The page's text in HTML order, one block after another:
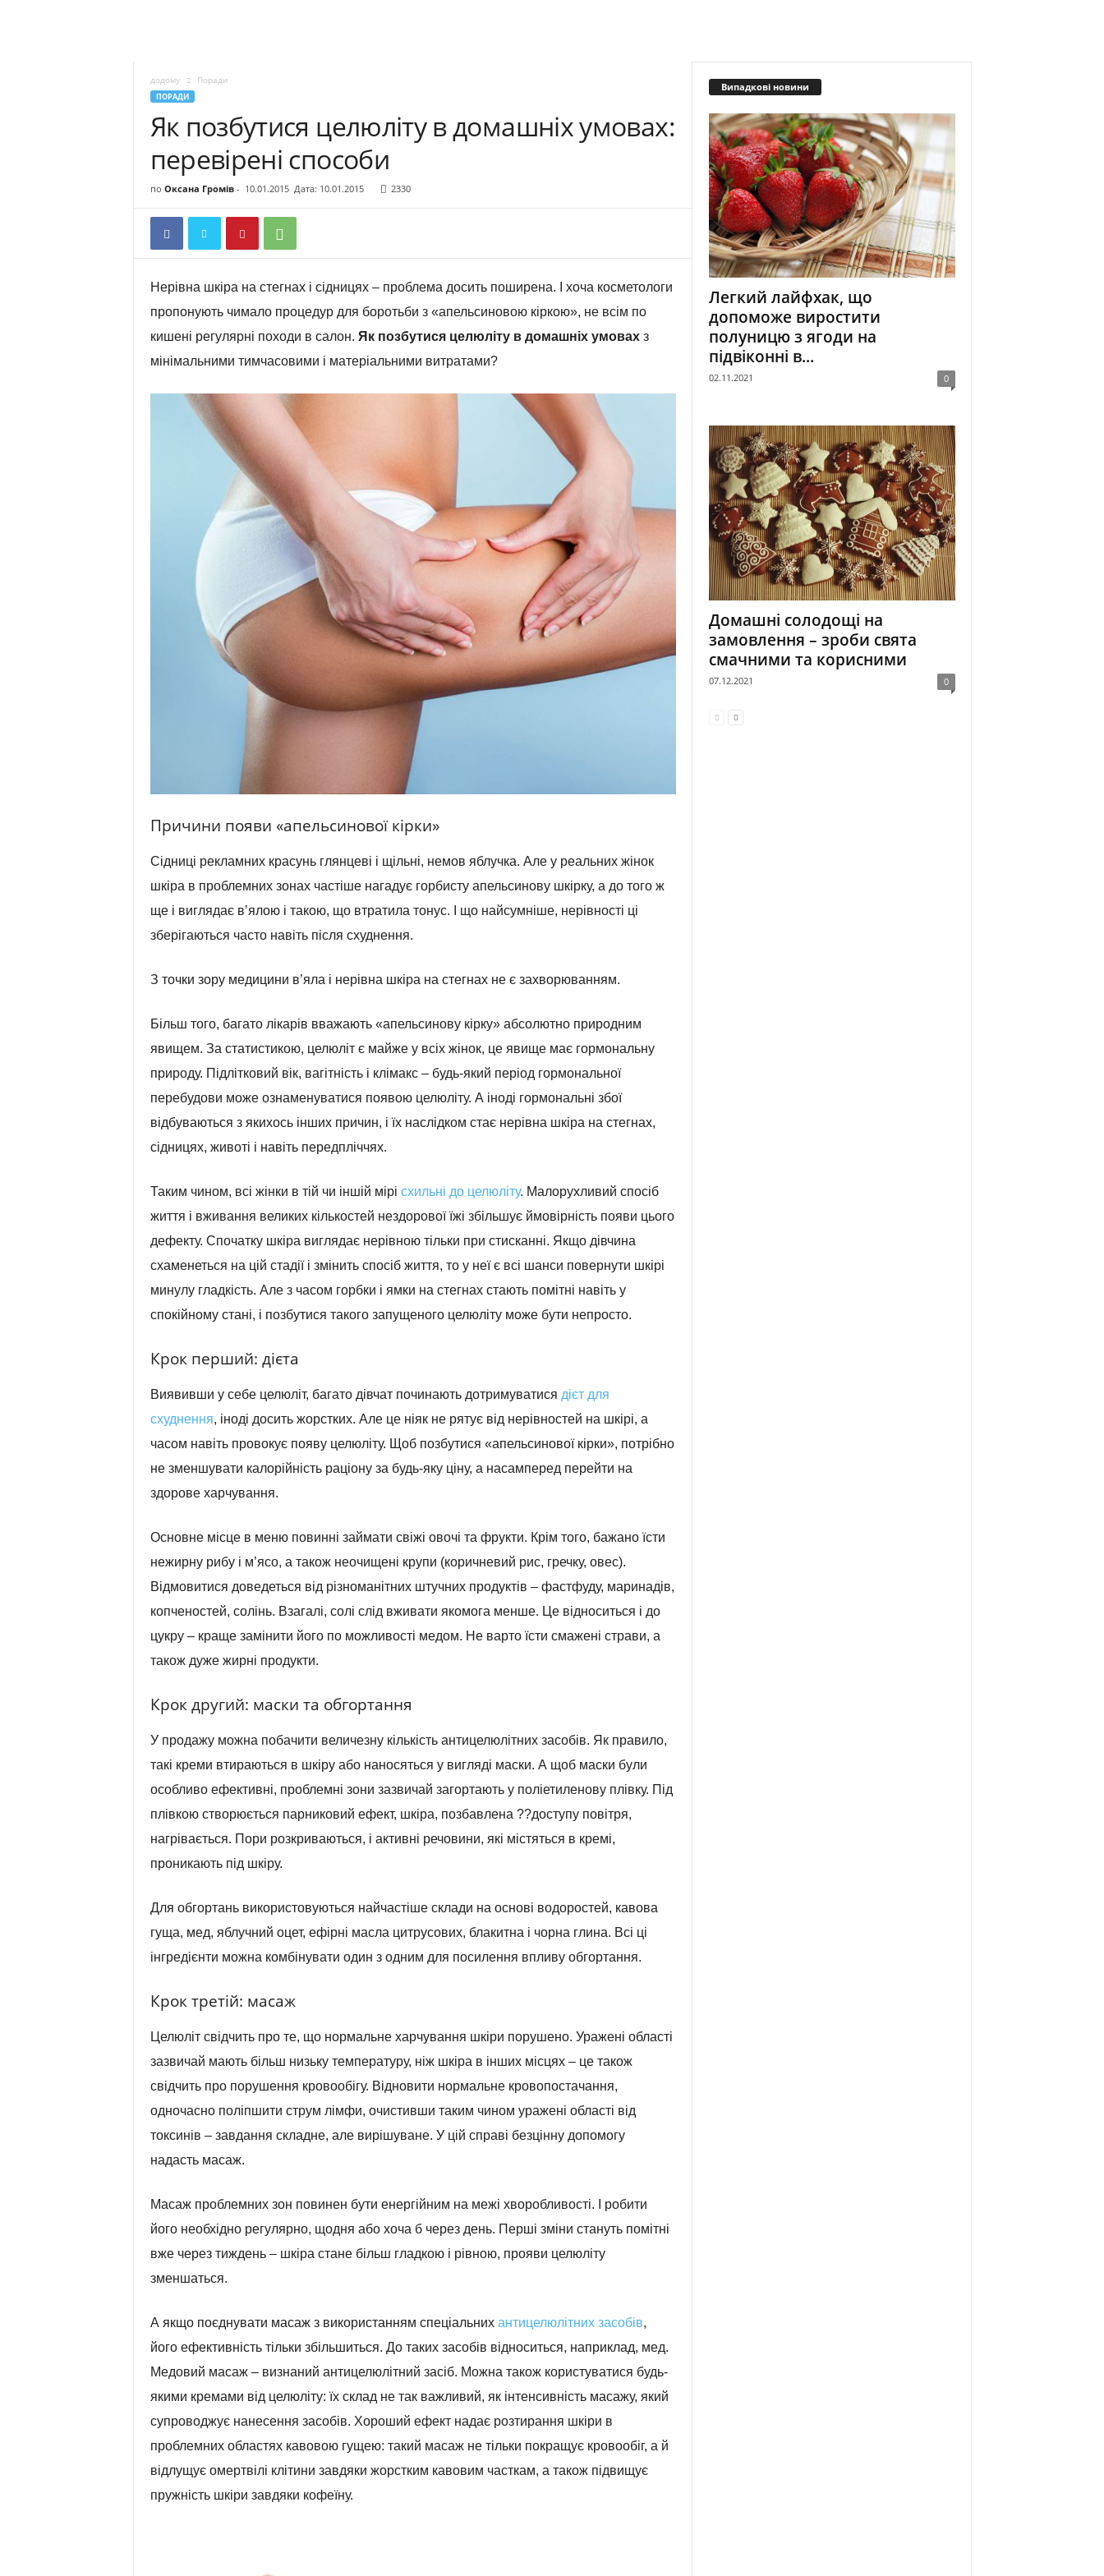
додому Поради
ПОРАДИ
Як позбутися целюліту в домашніх умовах:
перевірені способи
по Оксана Громів- 10.01.2015 Дата: 10.01.2015 2330
Нерівна шкіра на стегнах і сідницях – проблема досить поширена. І хоча косметологи
пропонують чимало процедур для боротьби з «апельсиновою кіркою», не всім по
кишені регулярні походи в салон. Як позбутися целюліту в домашніх умовахз
мінімальними тимчасовими і матеріальними витратами?
Причини появи «апельсинової кірки»
Сідниці рекламних красунь глянцеві і щільні, немов яблучка. Але у реальних жінок
шкіра в проблемних зонах частіше нагадує горбисту апельсинову шкірку, а до того ж
ще і виглядає в’ялою і такою, що втратила тонус. І що найсумніше, нерівності ці
зберігаються часто навіть після схуднення.
З точки зору медицини в’яла і нерівна шкіра на стегнах не є захворюванням.
Більш того, багато лікарів вважають «апельсинову кірку» абсолютно природним
явищем. За статистикою, целюліт є майже у всіх жінок, це явище має гормональну
природу. Підлітковий вік, вагітність і клімакс – будь-який період гормональної
перебудови може ознаменуватися появою целюліту. А іноді гормональні збої
відбуваються з якихось інших причин, і їх наслідком стає нерівна шкіра на стегнах,
сідницях, животі і навіть передпліччях.
Таким чином, всі жінки в тій чи іншій мірі схильні до целюліту. Малорухливий спосіб
життя і вживання великих кількостей нездорової їжі збільшує ймовірність появи цього
дефекту. Спочатку шкіра виглядає нерівною тільки при стисканні. Якщо дівчина
схаменеться на цій стадії і змінить спосіб життя, то у неї є всі шанси повернути шкірі
минулу гладкість. Але з часом горбки і ямки на стегнах стають помітні навіть у
спокійному стані, і позбутися такого запущеного целюліту може бути непросто.
Крок перший: дієта
Виявивши у себе целюліт, багато дівчат починають дотримуватися дієт для
схуднення, іноді досить жорстких. Але це ніяк не рятує від нерівностей на шкірі, а
часом навіть провокує появу целюліту. Щоб позбутися «апельсинової кірки», потрібно
не зменшувати калорійність раціону за будь-яку ціну, а насамперед перейти на
здорове харчування.
Основне місце в меню повинні займати свіжі овочі та фрукти. Крім того, бажано їсти
нежирну рибу і м’ясо, а також неочищені крупи (коричневий рис, гречку, овес).
Відмовитися доведеться від різноманітних штучних продуктів – фастфуду, маринадів,
копченостей, солінь. Взагалі, солі слід вживати якомога менше. Це відноситься і до
цукру – краще замінити його по можливості медом. Не варто їсти смажені страви, а
також дуже жирні продукти.
Крок другий: маски та обгортання
У продажу можна побачити величезну кількість антицелюлітних засобів. Як правило,
такі креми втираються в шкіру або наносяться у вигляді маски. А щоб маски були
особливо ефективні, проблемні зони зазвичай загортають у поліетиленову плівку. Під
плівкою створюється парниковий ефект, шкіра, позбавлена ??доступу повітря,
нагрівається. Пори розкриваються, і активні речовини, які містяться в кремі,
проникають під шкіру.
Для обгортань використовуються найчастіше склади на основі водоростей, кавова
гуща, мед, яблучний оцет, ефірні масла цитрусових, блакитна і чорна глина. Всі ці
інгредієнти можна комбінувати один з одним для посилення впливу обгортання.
Крок третій: масаж
Целюліт свідчить про те, що нормальне харчування шкіри порушено. Уражені області
зазвичай мають більш низьку температуру, ніж шкіра в інших місцях – це також
свідчить про порушення кровообігу. Відновити нормальне кровопостачання,
одночасно поліпшити струм лімфи, очистивши таким чином уражені області від
токсинів – завдання складне, але вирішуване. У цій справі безцінну допомогу
надасть масаж.
Масаж проблемних зон повинен бути енергійним на межі хворобливості. І робити
його необхідно регулярно, щодня або хоча б через день. Перші зміни стануть помітні
вже через тиждень – шкіра стане більш гладкою і рівною, прояви целюліту
зменшаться.
А якщо поєднувати масаж з використанням спеціальних антицелюлітних засобів,
його ефективність тільки збільшиться. До таких засобів відноситься, наприклад, мед.
Медовий масаж – визнаний антицелюлітний засіб. Можна також користуватися будь-
якими кремами від целюліту: їх склад не так важливий, як інтенсивність масажу, який
супроводжує нанесення засобів. Хороший ефект надає розтирання шкіри в
проблемних областях кавовою гущею: такий масаж не тільки покращує кровообіг, а й
відлущує омертвілі клітини завдяки жорстким кавовим часткам, а також підвищує
пружність шкіри завдяки кофеїну.
Випадкові новини
Легкий лайфхак, що
допоможе виростити
полуницю з ягоди на
підвіконні в...
02.11.2021 0
Домашні солодощі на
замовлення – зроби свята
смачними та корисними
07.12.2021 0